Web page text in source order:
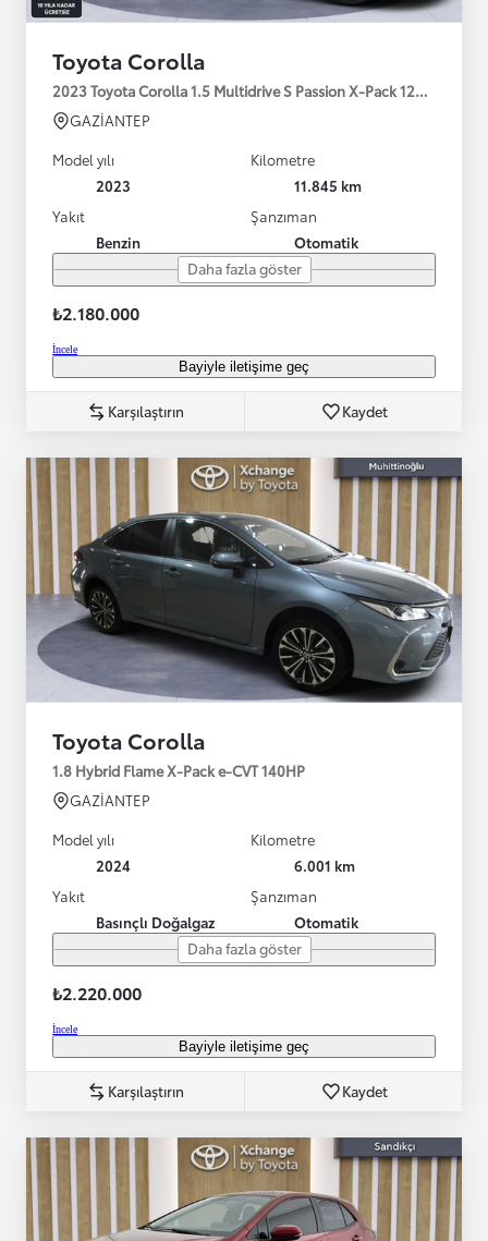
Toyota Corolla
2023 Toyota Corolla 1.5 Multidrive S Passion X-Pack 125HP
GAZİANTEP
Model yılı
2023
Kilometre
11.845 km
Yakıt
Benzin
Şanzıman
Otomatik
Daha fazla göster
₺2.180.000
İncele
Bayiyle iletişime geç
Karşılaştırın Kaydet
Toyota Corolla
1.8 Hybrid Flame X-Pack e-CVT 140HP
GAZİANTEP
Model yılı
2024
Kilometre
6.001 km
Yakıt
Basınçlı Doğalgaz
Şanzıman
Otomatik
Daha fazla göster
₺2.220.000
İncele
Bayiyle iletişime geç
Karşılaştırın Kaydet